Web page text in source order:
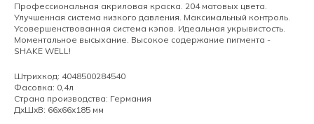
Профессиональная акриловая краска. 204 матовых цвета.
Улучшенная система низкого давления. Максимальный контроль.
Усовершенствованная система кэпов. Идеальная укрывистость.
Моментальное высыхание. Высокое содержание пигмента -
SHAKE WELL!
Штрихкод: 4048500284540
Фасовка: 0,4л
Страна производства: Германия
ДxШxВ: 66x66x185 мм